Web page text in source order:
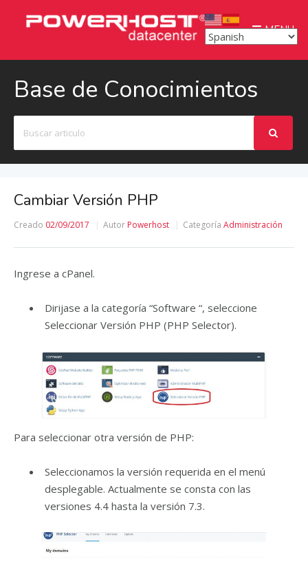
MENU
Base de Conocimientos
Cambiar Versión PHP
Creado 02/09/2017 Autor Powerhost Categoría Administración
Ingrese a cPanel.
Dirijase a la categoría “Software “, seleccione
Seleccionar Versión PHP (PHP Selector).
Para seleccionar otra versión de PHP:
Seleccionamos la versión requerida en el menú
desplegable. Actualmente se consta con las
versiones 4.4 hasta la versión 7.3.